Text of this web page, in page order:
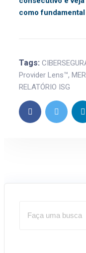
como
Tags:
Provider Lens™,
RELATÓRIO ISG